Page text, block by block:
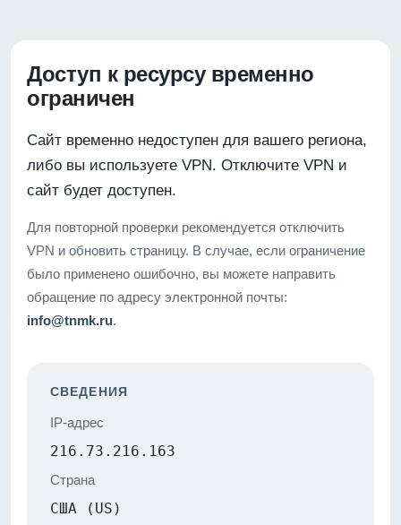
Доступ к ресурсу временно
ограничен
Сайт временно недоступен для вашего региона,
либо вы используете VPN. Отключите VPN и
сайт будет доступен.
Для повторной проверки рекомендуется отключить
VPN и обновить страницу. В случае, если ограничение
было применено ошибочно, вы можете направить
обращение по адресу электронной почты:
info@tnmk.ru.
СВЕДЕНИЯ
IP-адрес
216.73.216.163
Страна
США (US)